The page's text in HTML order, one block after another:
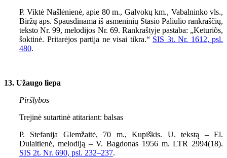
P. Viktė Našlėnienė, apie 80 m., Galvokų km., Vabalninko vls.,
Biržų aps. Spausdinama iš asmeninių Stasio Paliulio rankraščių,
teksto Nr.99, melodijos Nr. 69. Rankraštyje pastaba: „Keturiõs,
šoktinė. Pritarėjos partija ne visai tikra.“ SIS 3t. Nr. 1612, psl.
480.
13. Užaugo liepa
Piršlybos
Trejinė sutartinė atitariant: balsas
P. Stefanija Glemžaitė, 70 m., Kupiškis. U. tekstą – El.
Dulaitienė, melodiją – V. Bagdonas 1956m. LTR 2994(18).
SIS 2t. Nr. 690, psl. 232–237.